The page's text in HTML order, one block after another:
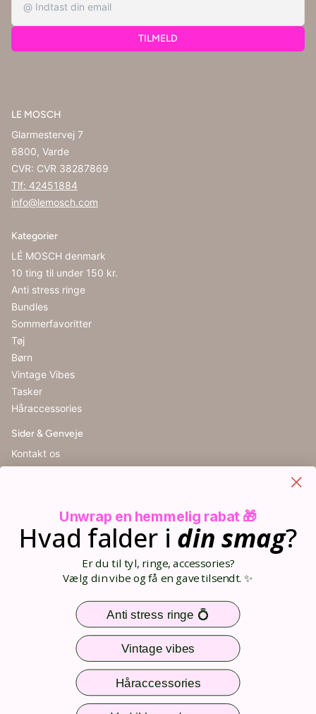
TILMELD
LE MOSCH
Glarmestervej 7
6800, Varde
CVR: CVR 38287869
Tlf: 42451884
info@lemosch.com
Kategorier
LÉ MOSCH denmark
10 ting til under 150 kr.
Anti stress ringe
Bundles
Sommerfavoritter
Tøj
Børn
Vintage Vibes
Tasker
Håraccessories
Sider & Genveje
Kontakt os
Handelsbetingelser
Størrelsesguide
Blog
Opret bruger
Nem og sikker betaling
Unwrap en hemmelig rabat 🎁
Hvad falder i din smag?
Er du til tyl, ringe, accessories?
Vælg din vibe og få en gave tilsendt. ✨
Anti stress ringe 💍
Vintage vibes
Håraccessories